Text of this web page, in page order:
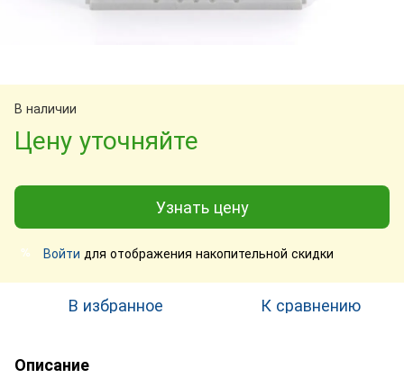
В наличии
Цену уточняйте
Узнать цену
% Войти для отображения накопительной скидки
В избранное К сравнению
Описание